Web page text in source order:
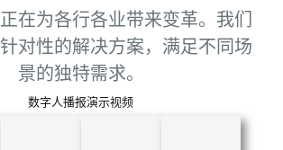
在为各行各业带来变革。我们
对性的解决方案，满足不同场
景的独特需求。
数字人播报演示视频